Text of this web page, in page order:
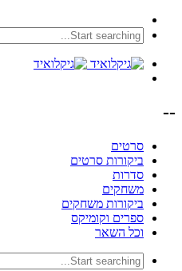
--
סרטים
ביקורות סרטים
סדרות
משחקים
ביקורות משחקים
ספרים וקומיקס
וכל השאר